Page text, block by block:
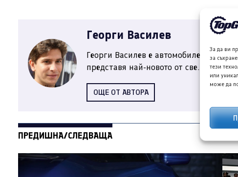
За да ви
за
тези
или
може да
Георги Василев
Георги Василев е автомобилен
представя най-новото от све...
ОЩЕ ОТ АВТОРА
ПРЕДИШНА/СЛЕДВАЩА